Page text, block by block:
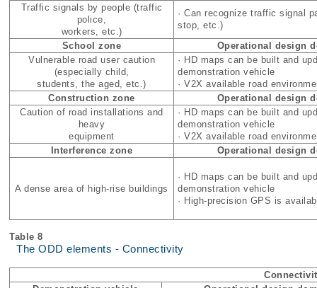
Traffic signals by people (traffic
police,
workers, etc.)
· Can recognize traffic signal
stop, etc.)
School zone
Operational design
Vulnerable road user caution
(especially child,
students, the aged, etc.)
· HD maps can be built and
demonstration vehicle
· V2X available road
Construction zone
Operational design
Caution of road installations and
heavy
equipment
· HD maps can be built and
demonstration vehicle
· V2X available road
Interference zone
Operational design
A dense area of high-rise buildings
· HD maps can be built and
demonstration vehicle
· High-precision GPS is
Table 8
The ODD elements - Connectivity